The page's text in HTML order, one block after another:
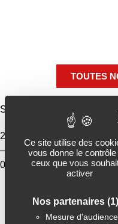
Ce site utilise des
vous donne le
ceux que vous
activer
Nos partenaires (1)
Mesure d'audience
TOUTES
Subotaï | L’agence de
27, rue du Général Allix
–
03 86 65 32 83 –
Mentions légales